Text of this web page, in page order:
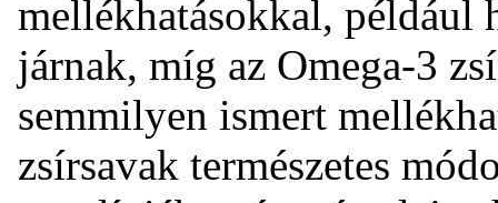
mellékhatásokkal, például
járnak, míg az Omega-3
semmilyen ismert
zsírsavak természetes